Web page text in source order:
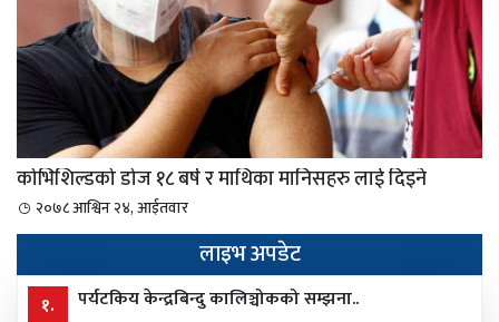
कोभिशिल्डको डोज १८ बर्ष र माथिका मानिसहरु लाई दिइने
२०७८ आश्विन २४, आईतवार
लाइभ अपडेट
१. पर्यटकिय केन्द्रबिन्दु कालिञ्चोकको सम्झना..